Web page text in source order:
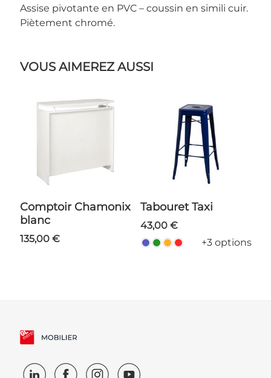
Assise pivotante en PVC – coussin en simili cuir.
Piètement chromé.
VOUS AIMEREZ AUSSI
Comptoir Chamonix
blanc
135,00 €
Tabouret Taxi
43,00 €
+3 options